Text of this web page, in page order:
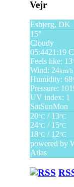
Vejr
Esbjerg, DK
15°
Cloudy
05:4421:19
Feels like: 13
Wind: 24km/h
Humidity: 68
Pressure:
UV index: 1
SatSunMon
20°C / 13°C
24°C / 15°C
18°C / 12°C
powered by
Atlas